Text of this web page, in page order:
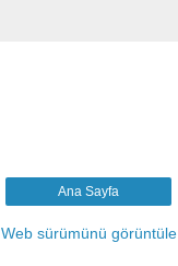
Ana Sayfa
Web sürümünü görüntüle